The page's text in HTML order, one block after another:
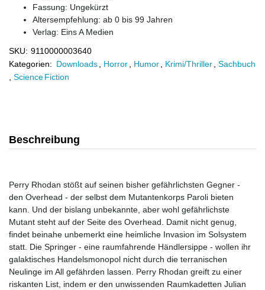
Fassung: Ungekürzt
Altersempfehlung: ab 0 bis 99 Jahren
Verlag: Eins A Medien
SKU: 9110000003640
Kategorien: Downloads Horror Humor Krimi/Thriller
Sachbuch
Science Fiction
Beschreibung
Perry Rhodan stößt auf seinen bisher gefährlichsten Gegner -
den Overhead - der selbst dem Mutantenkorps Paroli bieten
kann. Und der bislang unbekannte, aber wohl gefährlichste
Mutant steht auf der Seite des Overhead. Damit nicht genug,
findet beinahe unbemerkt eine heimliche Invasion im Solsystem
statt. Die Springer - eine raumfahrende Händlersippe - wollen ihr
galaktisches Handelsmonopol nicht durch die terranischen
Neulinge im All gefährden lassen. Perry Rhodan greift zu einer
riskanten List, indem er den unwissenden Raumkadetten Julian